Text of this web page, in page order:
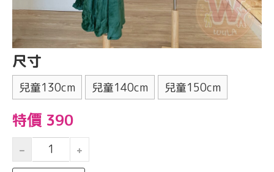
尺寸
兒童130cm 兒童140cm 兒童150cm
特價 390